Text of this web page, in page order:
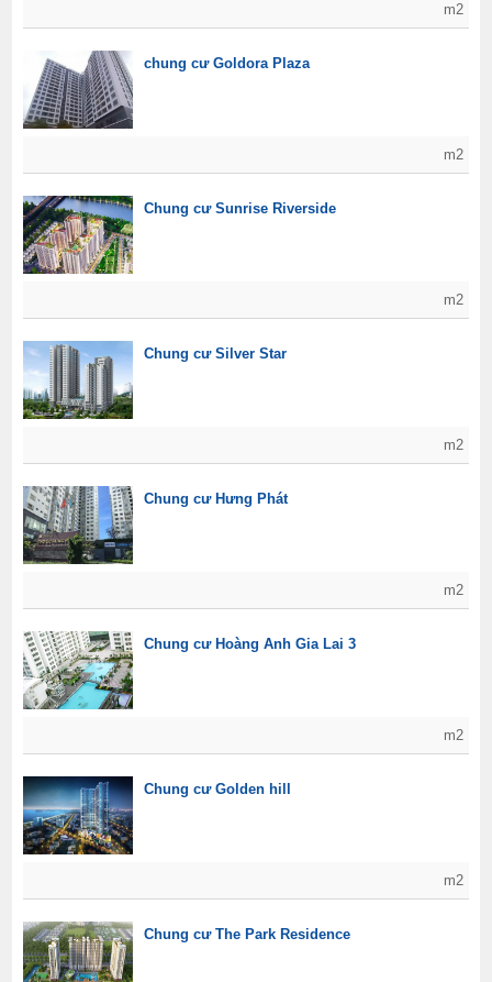
m2
m2
chung cư Goldora Plaza
m2
Chung cư Sunrise Riverside
m2
Chung cư Silver Star
m2
Chung cư Hưng Phát
m2
Chung cư Hoàng Anh Gia Lai 3
m2
Chung cư Golden hill
Chung cư The Park Residence